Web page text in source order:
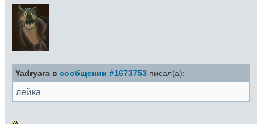
Yadryara в сообщении #1673753 писал(а):
лейка